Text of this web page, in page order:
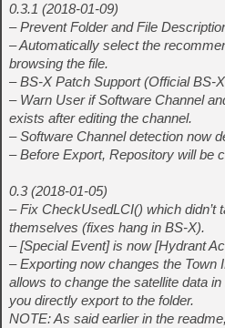
0.3.1 (2018-01-09)
– Prevent Folder and File
– Automatically select the
browsing the file.
– BS-X Patch Support (Official BS-
– Warn User if Software Channel
exists after editing the channel.
– Software Channel detection now
– Before Export, Repository will be
0.3 (2018-01-05)
– Fix CheckUsedLCI() which didn’t
themselves (fixes hang in BS-X).
– [Special Event] is now [Hydrant
– Exporting now changes the Town
allows to change the satellite data
you directly export to the folder.
NOTE: As said earlier in the